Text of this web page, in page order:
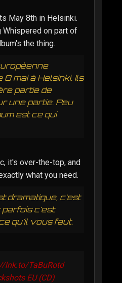
May 8th in Helsinki.
Whispered on part of
the thing.
mai à Helsinki. Ils
partie de
une partie. Peu
est ce qui
it's over-the-top, and
what you need.
dramatique, c'est
parfois c'est
qu'il vous faut.
lnk.to/TaBuRotd
EU (CD)